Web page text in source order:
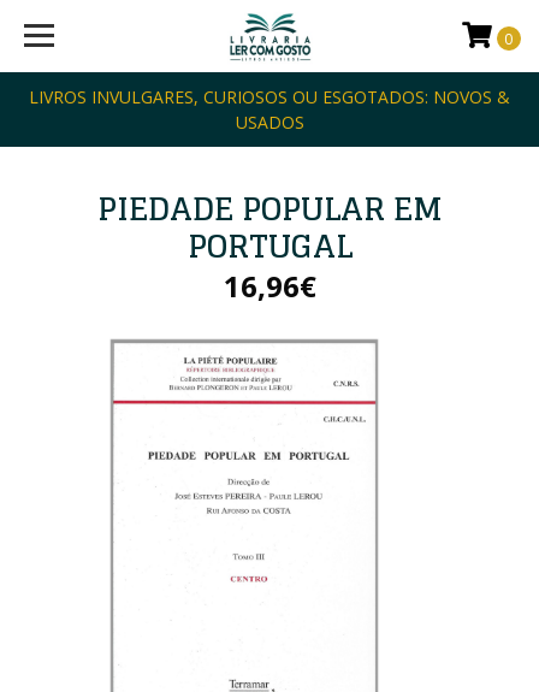
LIVROS INVULGARES, CURIOSOS OU ESGOTADOS: NOVOS &
USADOS
0
PIEDADE POPULAR EM
PORTUGAL
16,96€